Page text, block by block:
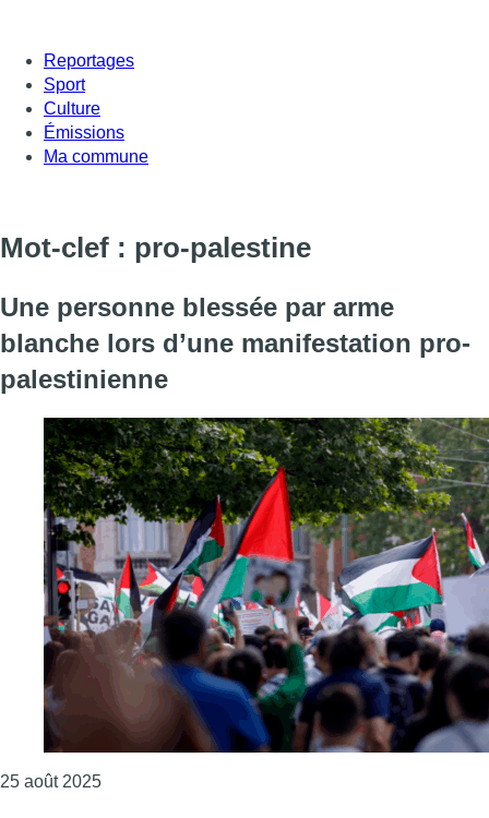
Reportages
Sport
Culture
Émissions
Ma commune
Mot-clef : pro-palestine
Une personne blessée par arme
blanche lors d’une manifestation pro-
palestinienne
25 août 2025Consulter l'article "Une personne blessée par